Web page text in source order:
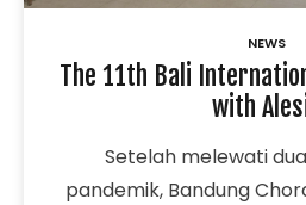
NEWS
The 11th Bali
with
Setelah melewati
pandemik, Bandung